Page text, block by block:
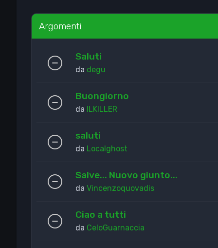
Argomenti
Saluti
da degu
Buongiorno
da ILKILLER
saluti
da Localghost
Salve... Nuovo giunto...
da Vincenzoquovadis
Ciao a tutti
da CeloGuarnaccia